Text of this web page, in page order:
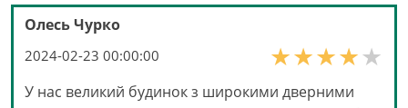
Олесь Чурко
2024-02-23 00:00:00
У нас великий будинок з широкими дверними